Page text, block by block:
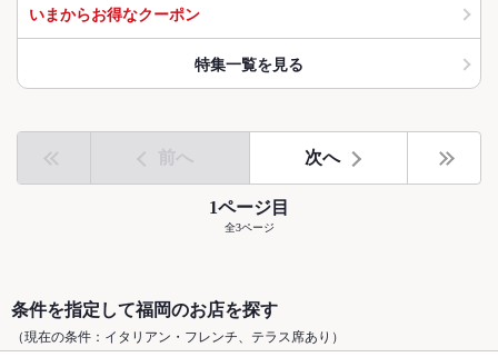
いまからお得なクーポン
特集一覧を見る
前へ 次へ
1ページ目
全3ページ
条件を指定して福岡のお店を探す
（現在の条件：イタリアン・フレンチ、テラス席あり）